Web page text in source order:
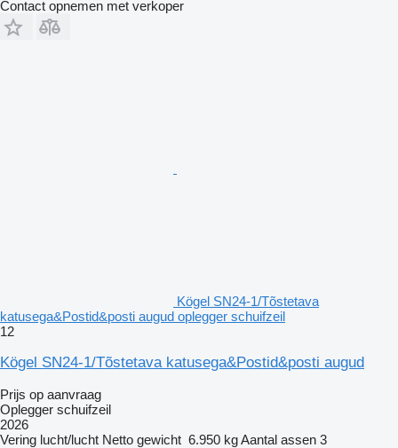
Contact opnemen met verkoper
Kögel SN24-1/Tõstetava
katusega&Postid&posti augud oplegger schuifzeil
12
Kögel SN24-1/Tõstetava katusega&Postid&posti augud
Prijs op aanvraag
Oplegger schuifzeil
2026
Vering lucht/lucht Netto gewicht 6.950 kgAantal assen 3